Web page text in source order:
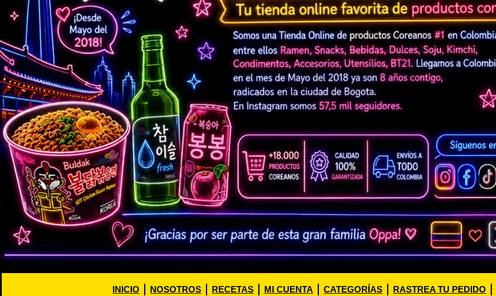
INICIO NOSOTROS RECETAS MI CUENTA CATEGORÍAS RASTREA TU PEDIDO